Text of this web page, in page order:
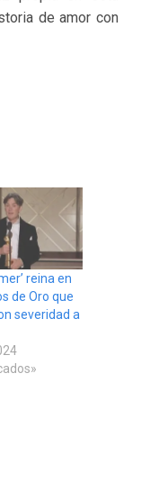
de amor con
reina en
de Oro que
severidad a